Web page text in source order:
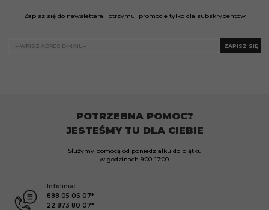
Zapisz się do newslettera i otrzymuj promocje tylko dla subskrybentów
ZAPISZ SIĘ
POTRZEBNA POMOC?
JESTEŚMY TU DLA CIEBIE
Służymy pomocą od poniedziałku do piątku
w godzinach 9:00-17:00.
Infolinia:
888 05 06 07*
22 873 80 07*